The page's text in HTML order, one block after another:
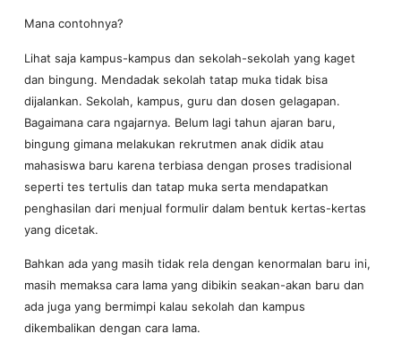
Mana contohnya?
Lihat saja kampus-kampus dan sekolah-sekolah yang kaget
dan bingung. Mendadak sekolah tatap muka tidak bisa
dijalankan. Sekolah, kampus, guru dan dosen gelagapan.
Bagaimana cara ngajarnya. Belum lagi tahun ajaran baru,
bingung gimana melakukan rekrutmen anak didik atau
mahasiswa baru karena terbiasa dengan proses tradisional
seperti tes tertulis dan tatap muka serta mendapatkan
penghasilan dari menjual formulir dalam bentuk kertas-kertas
yang dicetak.
Bahkan ada yang masih tidak rela dengan kenormalan baru ini,
masih memaksa cara lama yang dibikin seakan-akan baru dan
ada juga yang bermimpi kalau sekolah dan kampus
dikembalikan dengan cara lama.